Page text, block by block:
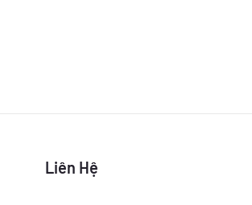
Liên Hệ